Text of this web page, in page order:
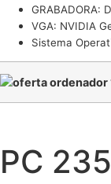
GRABADORA:
VGA: NVIDIA
Sistema
PC